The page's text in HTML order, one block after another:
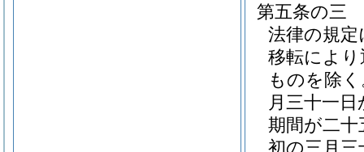
第五条の三
法律の規
移転によ
ものを除
月三十一
期間が二
初の三月